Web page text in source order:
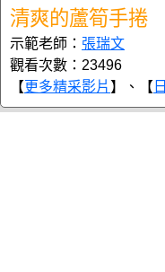
清爽的蘆筍手捲
示範老師： 張瑞文
觀看次數：23496
【更多精采影片 】、【